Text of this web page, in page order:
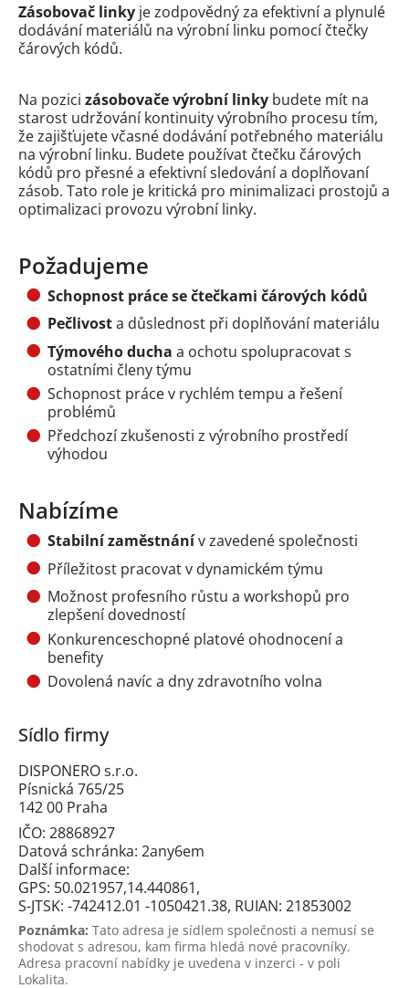
Zásobovač linky je zodpovědný za efektivní a plynulé
dodávání materiálů na výrobní linku pomocí čtečky
čárových kódů.
Na pozici zásobovače výrobní linky budete mít na
starost udržování kontinuity výrobního procesu tím,
že zajišťujete včasné dodávání potřebného materiálu
na výrobní linku. Budete používat čtečku čárových
kódů pro přesné a efektivní sledování a doplňovaní
zásob. Tato role je kritická pro minimalizaci prostojů a
optimalizaci provozu výrobní linky.
Požadujeme
Schopnost práce se čtečkami čárových kódů
Pečlivosta důslednost při doplňování materiálu
Týmového ducha a ochotu spolupracovat s
ostatními členy týmu
Schopnost práce v rychlém tempu a řešení
problémů
Předchozí zkušenosti z výrobního prostředí
výhodou
Nabízíme
Stabilní zaměstnánív zavedené společnosti
Příležitost pracovat v dynamickém týmu
Možnost profesního růstu a workshopů pro
zlepšení dovedností
Konkurenceschopné platové ohodnocení a
benefity
Dovolená navíc a dny zdravotního volna
Sídlo firmy
DISPONERO s.r.o.
Písnická 765/25
142 00 Praha
IČO: 28868927
Datová schránka: 2any6em
Další informace:
GPS: 50.021957,14.440861,
S-JTSK: -742412.01 -1050421.38, RUIAN: 21853002
Poznámka: Tato adresa je sídlem společnosti a nemusí se
shodovat s adresou, kam firma hledá nové pracovníky.
Adresa pracovní nabídky je uvedena v inzerci - v poli
Lokalita.